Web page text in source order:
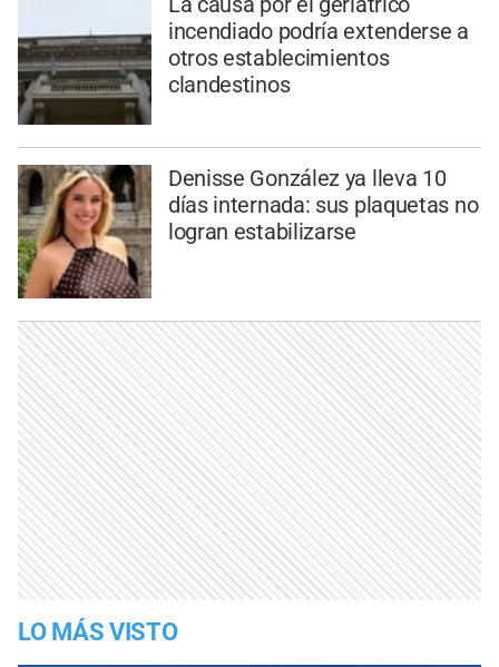
incendiado podría extenderse a
otros establecimientos
clandestinos
Denisse González ya lleva 10
días internada: sus plaquetas no
logran estabilizarse
LO MÁS VISTO